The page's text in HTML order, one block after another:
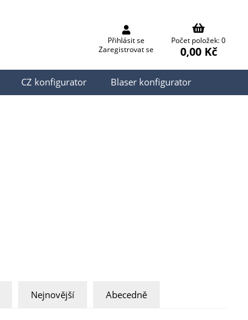
Přihlásit se
Zaregistrovat se
Počet položek: 0
0,00 Kč
CZ konfigurator Blaser konfigurator
Nejnovější Abecedně